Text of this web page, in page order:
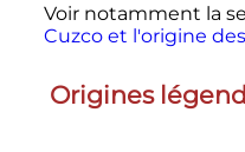
Voir notamment la
Cuzco et l'origine
Origines